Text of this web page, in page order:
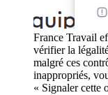
France Travail
vérifier la
malgré ces
inappropriés,
« Signaler cette